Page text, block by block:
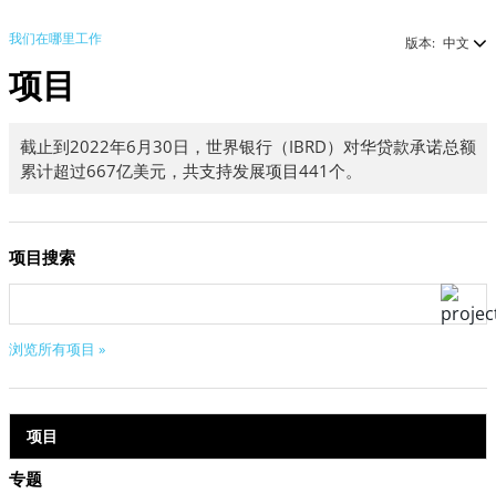
我们在哪里工作 版本: 中文
项目
截止到2022年6月30日，世界银行（IBRD）对华贷款承诺总额
累计超过667亿美元，共支持发展项目441个。
项目搜索
浏览所有项目 »
项目
专题